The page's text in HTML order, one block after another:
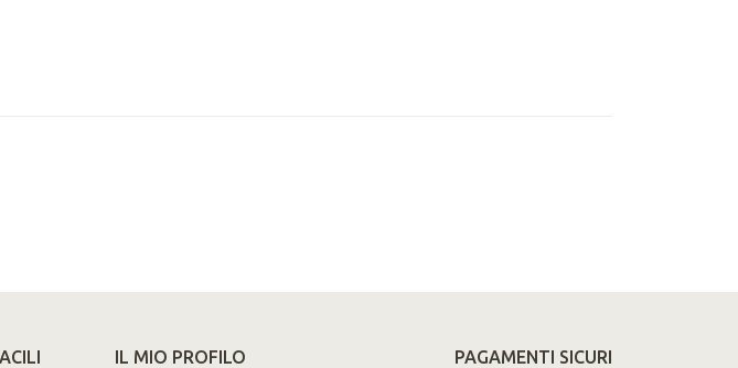
IL MIO PROFILO PAGAMENTI SICURI